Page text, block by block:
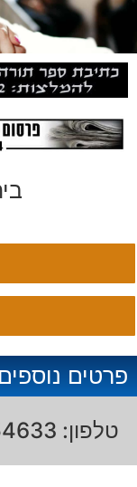
פרטים
טלפון: 089454633